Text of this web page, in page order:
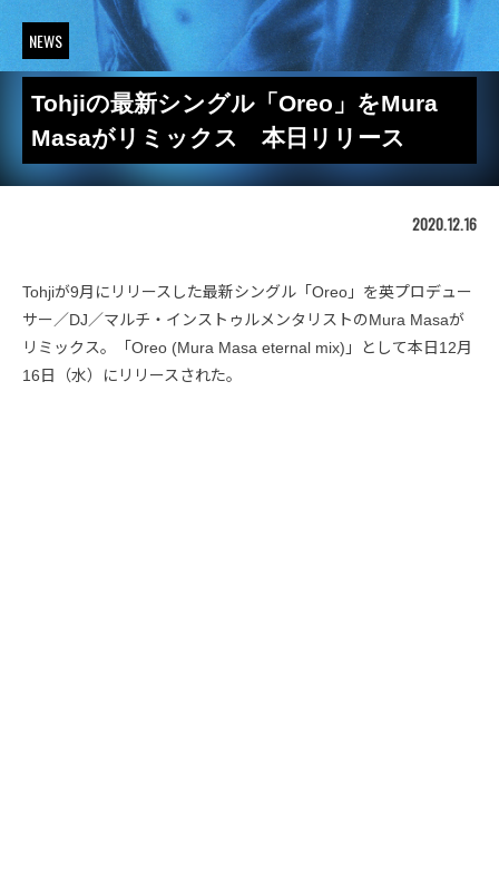
NEWS
Tohjiの最新シングル「Oreo」をMura
Masaがリミックス 本日リリース
2020.12.16
Tohjiが9月にリリースした最新シングル「Oreo」を英プロデュー
サー／DJ／マルチ・インストゥルメンタリストのMura Masaが
リミックス。「Oreo (Mura Masa eternal mix)」として本日12月
16日（水）にリリースされた。